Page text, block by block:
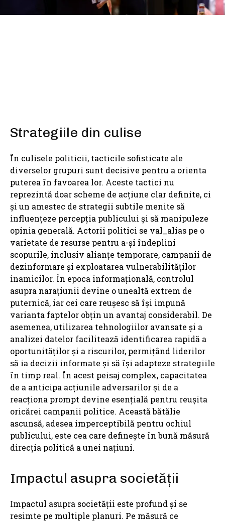
Strategiile din culise
În culisele politicii, tacticile sofisticate ale
diverselor grupuri sunt decisive pentru a orienta
puterea în favoarea lor. Aceste tactici nu
reprezintă doar scheme de acțiune clar definite, ci
și un amestec de strategii subtile menite să
influențeze percepția publicului și să manipuleze
opinia generală. Actorii politici se val_alias pe o
varietate de resurse pentru a-și îndeplini
scopurile, inclusiv alianțe temporare, campanii de
dezinformare și exploatarea vulnerabilităților
inamicilor. În epoca informațională, controlul
asupra narațiunii devine o unealtă extrem de
puternică, iar cei care reușesc să își impună
varianta faptelor obțin un avantaj considerabil. De
asemenea, utilizarea tehnologiilor avansate și a
analizei datelor facilitează identificarea rapidă a
oportunităților și a riscurilor, permițând liderilor
să ia decizii informate și să își adapteze strategiile
în timp real. În acest peisaj complex, capacitatea
de a anticipa acțiunile adversarilor și de a
reacționa prompt devine esențială pentru reușita
oricărei campanii politice. Această bătălie
ascunsă, adesea imperceptibilă pentru ochiul
publicului, este cea care definește în bună măsură
direcția politică a unei națiuni.
Impactul asupra societății
Impactul asupra societății este profund și se
resimte pe multiple planuri. Pe măsură ce